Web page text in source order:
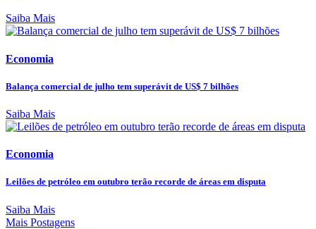
Saiba Mais
Economia
Balança comercial de julho tem superávit de US$ 7 bilhões
Saiba Mais
Economia
Leilões de petróleo em outubro terão recorde de áreas em disputa
Saiba Mais
Mais Postagens